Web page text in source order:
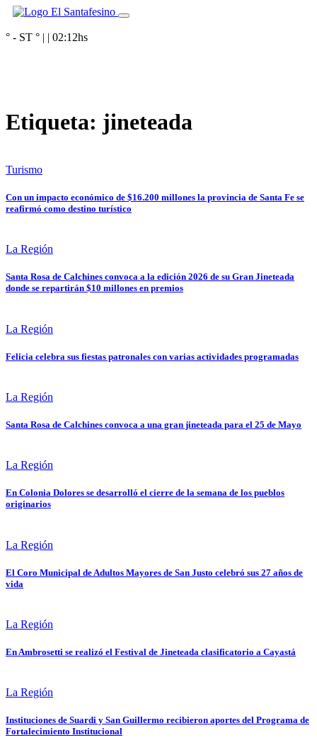
° - ST ° | | 02:12hs
Etiqueta: jineteada
Turismo
Con un impacto económico de $16.200 millones la provincia de Santa Fe se
reafirmó como destino turístico
La Región
Santa Rosa de Calchines convoca a la edición 2026 de su Gran Jineteada
donde se repartirán $10 millones en premios
La Región
Felicia celebra sus fiestas patronales con varias actividades programadas
La Región
Santa Rosa de Calchines convoca a una gran jineteada para el 25 de Mayo
La Región
En Colonia Dolores se desarrolló el cierre de la semana de los pueblos
originarios
La Región
El Coro Municipal de Adultos Mayores de San Justo celebró sus 27 años de
vida
La Región
En Ambrosetti se realizó el Festival de Jineteada clasificatorio a Cayastá
La Región
Instituciones de Suardi y San Guillermo recibieron aportes del Programa de
Fortalecimiento Institucional